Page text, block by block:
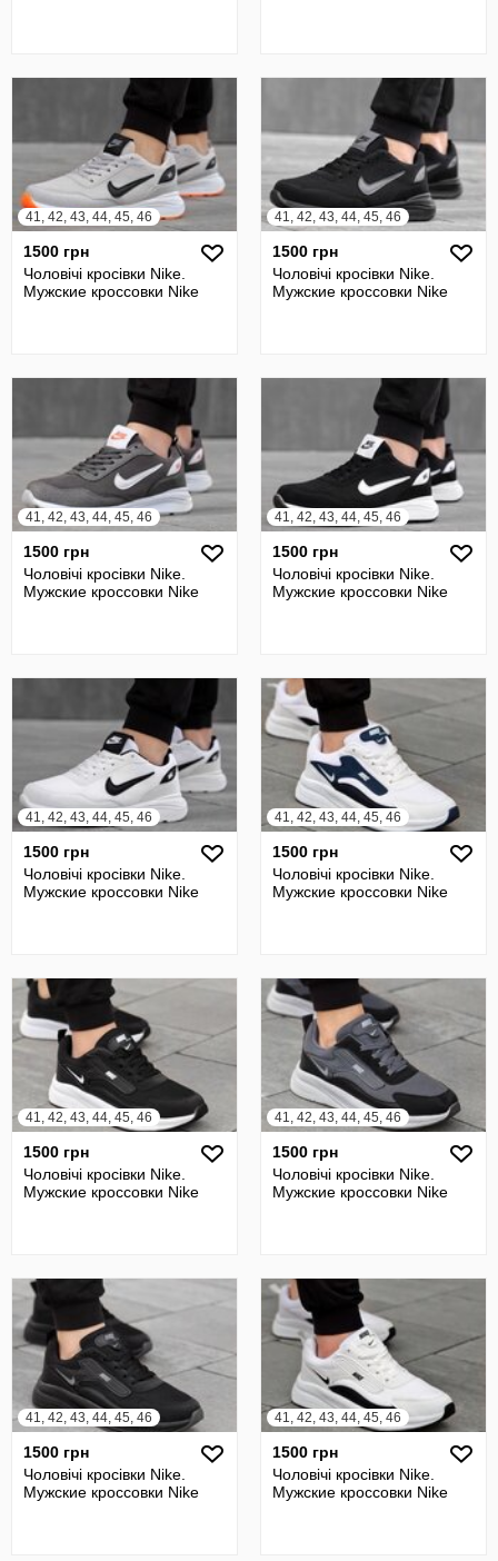
41, 42, 43, 44, 45, 46
1500 грн
Чоловічі кросівки Nike.
Мужские кроссовки Nike
41, 42, 43, 44, 45, 46
1500 грн
Чоловічі кросівки Nike.
Мужские кроссовки Nike
41, 42, 43, 44, 45, 46
1500 грн
Чоловічі кросівки Nike.
Мужские кроссовки Nike
41, 42, 43, 44, 45, 46
1500 грн
Чоловічі кросівки Nike.
Мужские кроссовки Nike
41, 42, 43, 44, 45, 46
1500 грн
Чоловічі кросівки Nike.
Мужские кроссовки Nike
41, 42, 43, 44, 45, 46
1500 грн
Чоловічі кросівки Nike.
Мужские кроссовки Nike
41, 42, 43, 44, 45, 46
1500 грн
Чоловічі кросівки Nike.
Мужские кроссовки Nike
41, 42, 43, 44, 45, 46
1500 грн
Чоловічі кросівки Nike.
Мужские кроссовки Nike
41, 42, 43, 44, 45, 46
1500 грн
Чоловічі кросівки Nike.
Мужские кроссовки Nike
41, 42, 43, 44, 45, 46
1500 грн
Чоловічі кросівки Nike.
Мужские кроссовки Nike